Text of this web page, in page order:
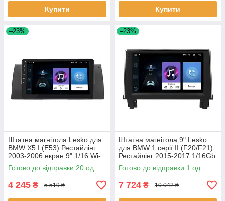
Купити Купити
–23%
Штатна магнітола Lesko для
BMW X5 I (E53) Рестайлінг
2003-2006 екран 9" 1/16 Wi-
Fi GPS Optima 20 шт.
Готово до відправки 20 од.
4 245 ₴ 5 519 ₴
–23%
Штатна магнітола 9" Lesko
для BMW 1 серії II (F20/F21)
Рестайлінг 2015-2017 1/16Gb
Wi-Fi GPS Base БМВ 1шт
Готово до відправки 1 од.
7 724 ₴ 10 042 ₴